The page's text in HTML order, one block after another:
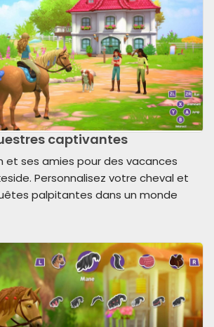
captivantes
et ses amies pour des vacances
Personnalisez votre cheval et
palpitantes dans un monde